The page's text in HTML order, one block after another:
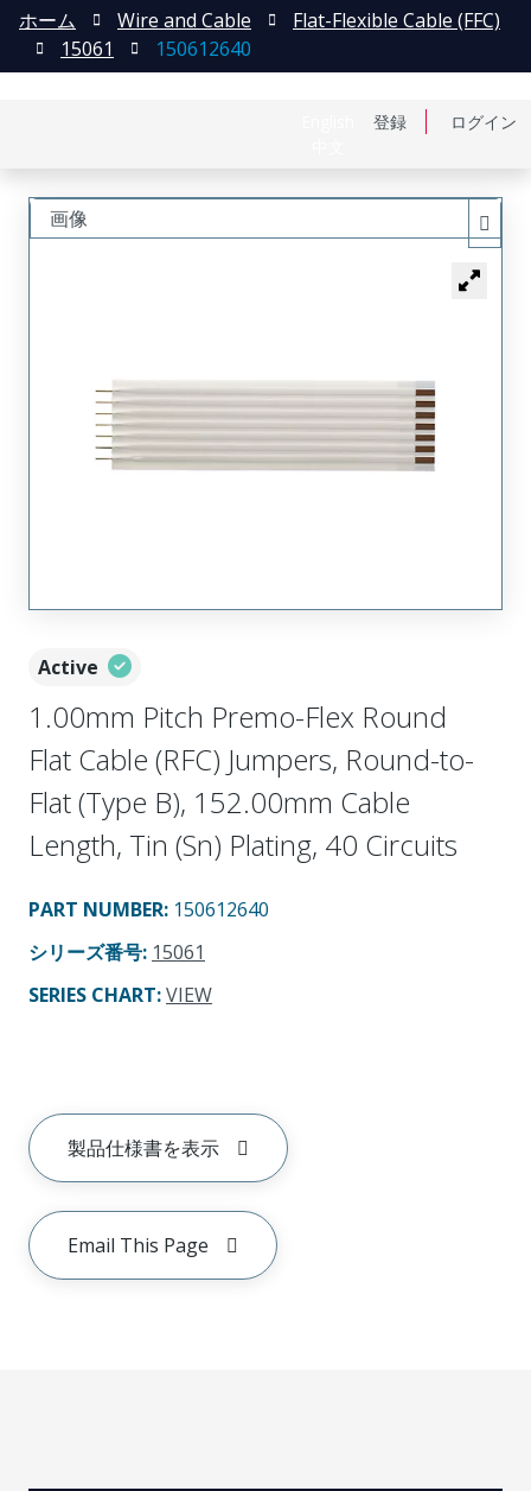
登録 ログイン
ホーム Wire and Cable
Flat-Flexible Cable (FFC)
15061
150612640
Active
1.00mm Pitch Premo-Flex Round
Flat Cable (RFC) Jumpers, Round-to-
Flat (Type B), 152.00mm Cable
Length, Tin (Sn) Plating, 40 Circuits
PART NUMBER: 150612640
シリーズ番号: 15061
SERIES CHART:VIEW
製品仕様書を表示
Email This Page
画像